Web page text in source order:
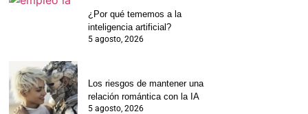
¿Por qué tememos a la
inteligencia artificial?
5 agosto, 2026
Los riesgos de mantener una
relación romántica con la IA
5 agosto, 2026